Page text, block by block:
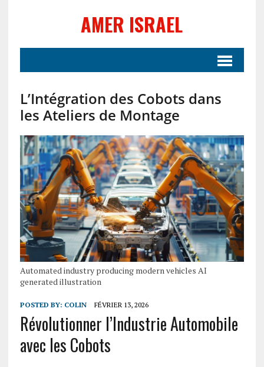
AMER ISRAEL
L’Intégration des Cobots dans
les Ateliers de Montage
Automated industry producing modern vehicles AI
generated illustration
POSTED BY: COLIN FÉVRIER 13, 2026
Révolutionner l’Industrie Automobile
avec les Cobots